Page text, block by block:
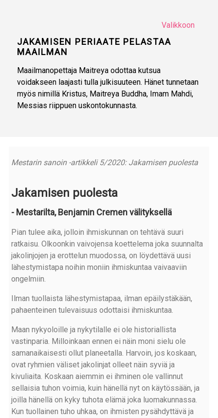
Valikkoon
JAKAMISEN PERIAATE PELASTAA
MAAILMAN
Maailmanopettaja Maitreya odottaa kutsua
voidakseen laajasti tulla julkisuuteen. Hänet tunnetaan
myös nimillä Kristus, Maitreya Buddha, Imam Mahdi,
Messias riippuen uskontokunnasta.
Mestarin sanoin -artikkeli 5/2020: Jakamisen puolesta
Jakamisen puolesta
- Mestarilta, Benjamin Cremen välityksellä
Pian tulee aika, jolloin ihmiskunnan on tehtävä suuri
ratkaisu. Olkoonkin vaivojensa koettelema joka suunnalta
jakolinjojen ja erottelun muodossa, on löydettävä uusi
lähestymistapa noihin moniin ihmiskuntaa vaivaaviin
ongelmiin.
Ilman tuollaista lähestymistapaa, ilman epäilystäkään,
pahaenteinen tulevaisuus odottaisi ihmiskuntaa.
Maan nykyoloille ja nykytilalle ei ole historiallista
vastinparia. Milloinkaan ennen ei näin moni sielu ole
samanaikaisesti ollut planeetalla. Harvoin, jos koskaan,
ovat ryhmien väliset jakolinjat olleet näin syviä ja
kivuliaita. Koskaan aiemmin ei ihminen ole vallinnut
sellaisia tuhon voimia, kuin hänellä nyt on käytössään, ja
joilla hänellä on kyky tuhota elämä joka luomakunnassa.
Kun tuollainen tuho uhkaa, on ihmisten pysähdyttävä ja